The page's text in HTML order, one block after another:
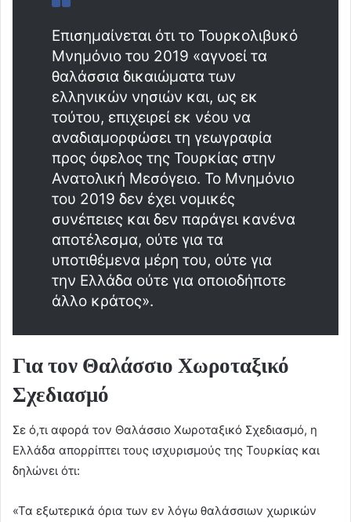
Επισημαίνεται ότι το Τουρκολιβυκό
Μνημόνιο του 2019 «αγνοεί τα
θαλάσσια δικαιώματα των
ελληνικών νησιών και, ως εκ
τούτου, επιχειρεί εκ νέου να
αναδιαμορφώσει τη γεωγραφία
προς όφελος της Τουρκίας στην
Ανατολική Μεσόγειο. Το Μνημόνιο
του 2019 δεν έχει νομικές
συνέπειες και δεν παράγει κανένα
αποτέλεσμα, ούτε για τα
υποτιθέμενα μέρη του, ούτε για
την Ελλάδα ούτε για οποιοδήποτε
άλλο κράτος».
Για τον Θαλάσσιο Χωροταξικό
Σχεδιασμό
Σε ό,τι αφορά τον Θαλάσσιο Χωροταξικό Σχεδιασμό, η
Ελλάδα απορρίπτει τους ισχυρισμούς της Τουρκίας και
δηλώνει ότι:
«Τα εξωτερικά όρια των εν λόγω θαλάσσιων χωρικών